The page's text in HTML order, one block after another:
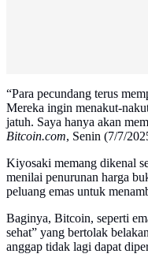
“Para pecundang terus
Mereka ingin menakut-
jatuh. Saya hanya akan
Bitcoin.com, Senin (7/7/
Kiyosaki memang dikenal
menilai penurunan harga
peluang emas untuk
Baginya, Bitcoin, seperti
sehat” yang bertolak
anggap tidak lagi dapat